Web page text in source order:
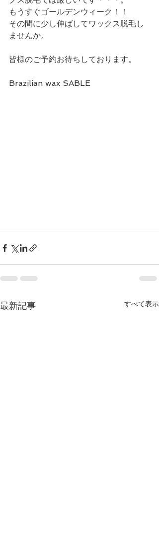
もうすぐゴールデンウィーク！！
その間に少し伸ばしてワックス脱毛し
ませんか。
皆様のご予約お待ちしております。
Brazilian wax SABLE
最新記事 すべて表示